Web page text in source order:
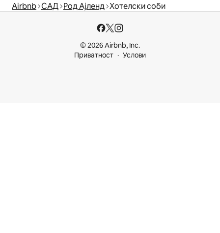
Airbnb САД Род Ајленд Хотелски соби
© 2026 Airbnb, Inc.
Приватност
Услови